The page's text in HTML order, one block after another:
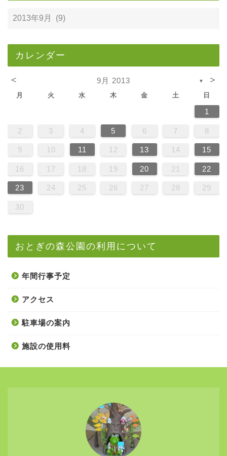
カレンダー
< 9月 2013 ▼ >
月 火 水 木 金 土 日
1
2 3 4 5 6 7 8
9 10 11 12 13 14 15
16 17 18 19 20 21 22
23 24 25 26 27 28 29
30
おとぎの森公園の利用について
年間行事予定
アクセス
駐車場の案内
施設の使用料